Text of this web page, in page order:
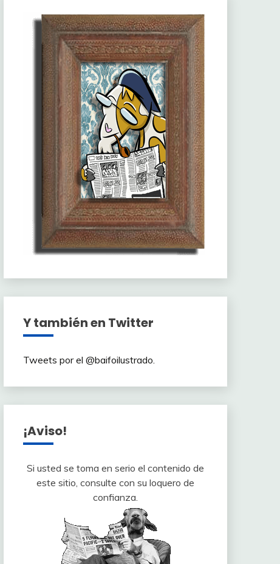
Y también en Twitter
Tweets por el @baifoilustrado.
¡Aviso!
Si usted se toma en serio el contenido de
este sitio, consulte con su loquero de
confianza.